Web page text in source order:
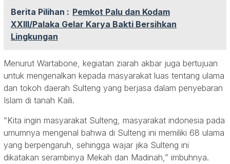
Berita Pilihan : Pemkot Palu dan Kodam
XXIII/Palaka Gelar Karya Bakti Bersihkan
Lingkungan
Menurut Wartabone, kegiatan ziarah akbar juga bertujuan
untuk mengenalkan kepada masyarakat luas tentang ulama
dan tokoh daerah Sulteng yang berjasa dalam penyebaran
Islam di tanah Kaili.
“Kita ingin masyarakat Sulteng, masyarakat indonesia pada
umumnya mengenal bahwa di Sulteng ini memiliki 68 ulama
yang berpengaruh, sehingga wajar jika Sulteng ini
dikatakan serambinya Mekah dan Madinah,” imbuhnya.